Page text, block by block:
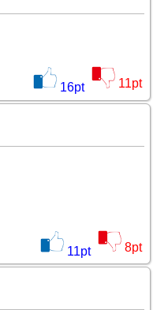
16pt 11pt
11pt 8pt